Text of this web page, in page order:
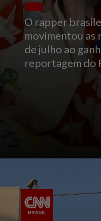
O rapper
movimentou as
de julho ao
reportagem do